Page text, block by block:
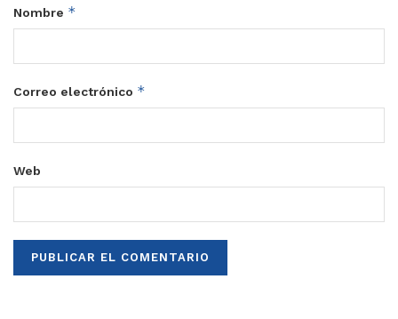
Nombre *
Correo electrónico *
Web